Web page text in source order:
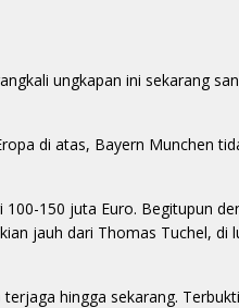
ungkapan ini sekarang
di atas, Bayern Munchen
150 juta Euro. Begitupun
jauh dari Thomas Tuchel, di
hingga sekarang.